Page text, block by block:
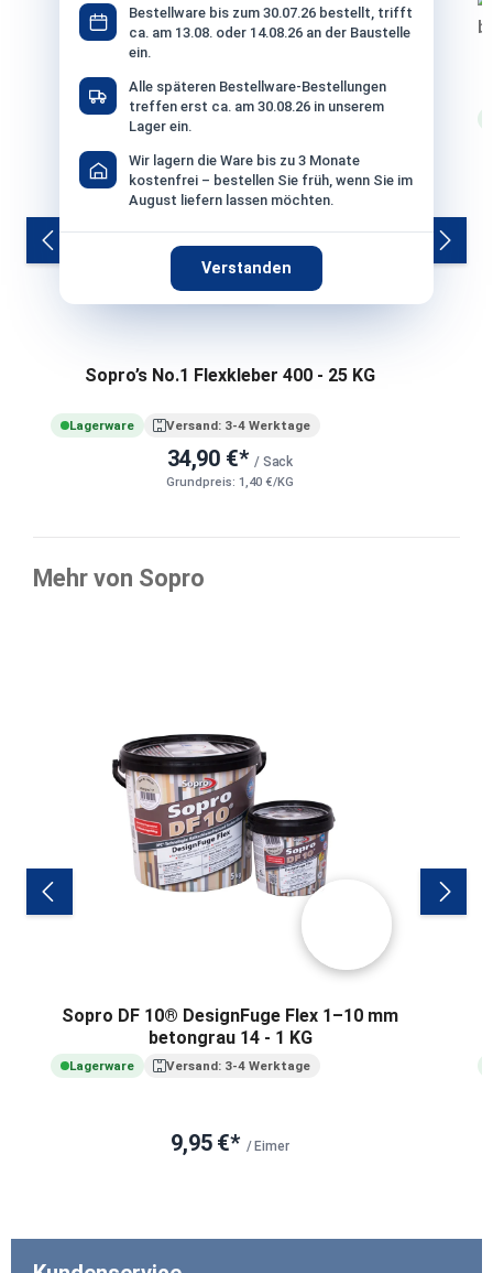
Bestellware bis zum 30.07.26 bestellt, trifft
ca. am 13.08. oder 14.08.26 an der Baustelle
ein.
Alle späteren Bestellware-Bestellungen
treffen erst ca. am 30.08.26 in unserem
Lager ein.
Wir lagern die Ware bis zu 3 Monate
kostenfrei – bestellen Sie früh, wenn Sie im
August liefern lassen möchten.
Verstanden
Sopro’s No.1 Flexkleber 400 - 25 KG
Lagerware Versand: 3-4 Werktage
34,90 €* / Sack
Grundpreis: 1,40 €/KG
Mehr von Sopro
Sopro DF 10® DesignFuge Flex 1–10 mm
betongrau 14 - 1 KG
Lagerware Versand: 3-4 Werktage
9,95 €* / Eimer